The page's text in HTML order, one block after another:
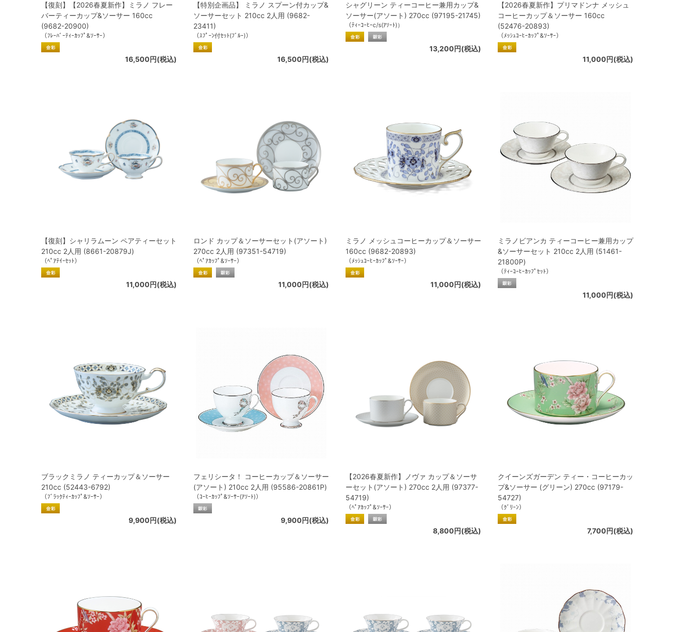
【復刻】【2026春夏新作】ミラノ フレー
バーティーカップ&ソーサー 160cc
(9682-20900)
（ﾌﾚｰﾊﾞｰﾃｨｰｶｯﾌﾟ&ｿｰｻｰ）
16,500円(税込)
【特別企画品】 ミラノ スプーン付カップ&
ソーサーセット 210cc 2人用 (9682-
23411)
（ｽﾌﾟｰﾝ付ｾｯﾄ(ﾌﾞﾙｰ)）
16,500円(税込)
シャグリーン ティーコーヒー兼用カップ&
ソーサー(アソート) 270cc (97195-21745)
（ﾃｨｰｺｰﾋｰc/s(ｱｿｰﾄ)）
13,200円(税込)
【2026春夏新作】プリマドンナ メッシュ
コーヒーカップ＆ソーサー 160cc
(52476-20893)
（ﾒｯｼｭｺｰﾋｰｶｯﾌﾟ&ｿｰｻｰ）
11,000円(税込)
【復刻】シャリラムーン ペアティーセット
210cc 2人用 (8661-20879J)
（ﾍﾟｱﾃｲｰｾｯﾄ）
11,000円(税込)
ロンド カップ＆ソーサーセット(アソート)
270cc 2人用 (97351-54719)
（ﾍﾟｱｶｯﾌﾟ&ｿｰｻｰ）
11,000円(税込)
ミラノ メッシュコーヒーカップ＆ソーサー
160cc (9682-20893)
（ﾒｯｼｭｺｰﾋｰｶｯﾌﾟ&ｿｰｻｰ）
11,000円(税込)
ミラノビアンカ ティーコーヒー兼用カップ
&ソーサーセット 210cc 2人用 (51461-
21800P)
（ﾃｨｰｺｰﾋｰｶｯﾌﾟｾｯﾄ）
11,000円(税込)
ブラックミラノ ティーカップ＆ソーサー
210cc (52443-6792)
（ﾌﾞﾗｯｸﾃｨｰｶｯﾌﾟ&ｿｰｻｰ）
9,900円(税込)
フェリシータ！ コーヒーカップ＆ソーサー
(アソート) 210cc 2人用 (95586-20861P)
（ｺｰﾋｰｶｯﾌﾟ&ｿｰｻｰ(ｱｿｰﾄ)）
9,900円(税込)
【2026春夏新作】ノヴァ カップ＆ソーサ
ーセット(アソート) 270cc 2人用 (97377-
54719)
（ﾍﾟｱｶｯﾌﾟ&ｿｰｻｰ）
8,800円(税込)
クイーンズガーデン ティー・コーヒーカッ
プ&ソーサー (グリーン) 270cc (97179-
54727)
（ｸﾞﾘｰﾝ）
7,700円(税込)